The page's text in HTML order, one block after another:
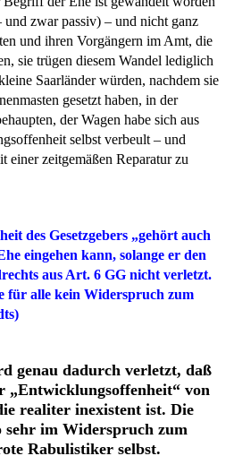
und zwar passiv) – und nicht ganz
und ihren Vorgängern im Amt, die
sie trügen diesem Wandel lediglich
Saarländer würden, nachdem sie
gesetzt haben, in der
der Wagen habe sich aus
selbst verbeult – und
einer zeitgemäßen Reparatur zu
des Gesetzgebers „gehört auch
eingehen kann, solange er den
aus Art. 6 GG nicht verletzt.
für alle kein Widerspruch zum
genau dadurch verletzt, daß
„Entwicklungsoffenheit“ von
realiter inexistent ist. Die
sehr im Widerspruch zum
Rabulistiker selbst.